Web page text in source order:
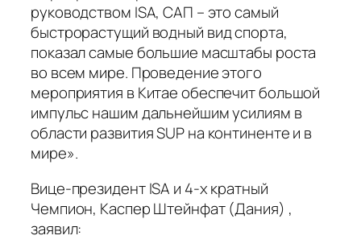
руководством ISA, САП – это самый
быстрорастущий водный вид спорта,
показал самые большие масштабы роста
во всем мире. Проведение этого
мероприятия в Китае обеспечит большой
импульс нашим дальнейшим усилиям в
области развития SUP на континенте и в
мире».
Вице-президент ISA и 4-х кратный
Чемпион, Каспер Штейнфат (Дания) ,
заявил: